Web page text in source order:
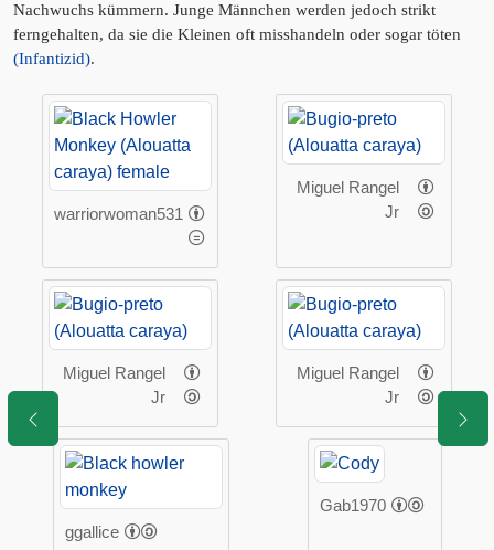
Nachwuchs kümmern. Junge Männchen werden jedoch strikt
ferngehalten, da sie die Kleinen oft misshandeln oder sogar töten
(Infantizid).
warriorwoman531
Miguel Rangel
Jr
Miguel Rangel
Jr
Miguel Rangel
Jr
ggallice
Gab1970